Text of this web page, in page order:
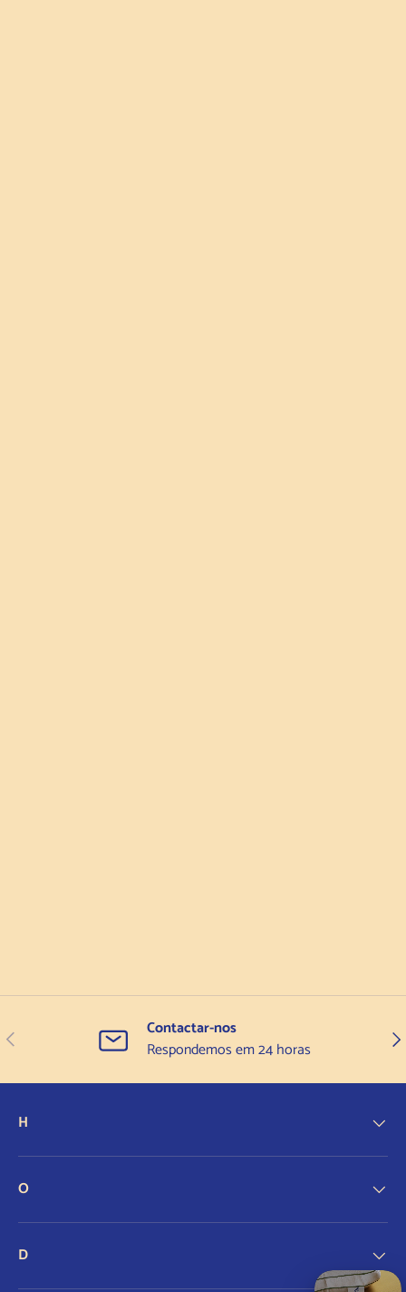
Anterior
Contactar-nos
Respondemos em 24 horas
H
O
D